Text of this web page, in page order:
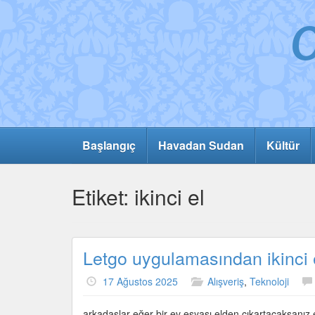
Başlangıç Havadan Sudan Kültür
Etiket: ikinci el
Letgo uygulamasından ikinci
17 Ağustos 2025 Alışveriş, Teknoloji